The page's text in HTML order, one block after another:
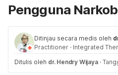
Pengguna
Ditinjau secara medis oleh
Practitioner · Integrated
Ditulis oleh dr. Hendry Wijaya ·